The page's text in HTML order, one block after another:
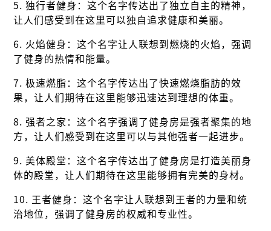
5. 独行者健身：这个名字传达出了独立自主的精神，
让人们感受到在这里可以独自追求健康和美丽。
6. 火焰健身：这个名字让人联想到燃烧的火焰，强调
了健身的热情和能量。
7. 极速燃脂：这个名字传达出了快速燃烧脂肪的效
果，让人们期待在这里能够迅速达到理想的体重。
8. 强者之家：这个名字强调了健身房是强者聚集的地
方，让人们感受到在这里可以与其他强者一起进步。
9. 美体殿堂：这个名字传达出了健身房是打造美丽身
体的殿堂，让人们期待在这里能够拥有完美的身材。
10. 王者健身：这个名字让人联想到王者的力量和统
治地位，强调了健身房的权威和专业性。